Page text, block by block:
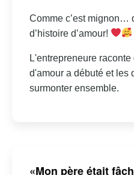
Comme c’est mignon…
d’histoire d’amour!
L'entrepreneure
d'amour a débuté et les
surmonter ensemble.
«Mon père était